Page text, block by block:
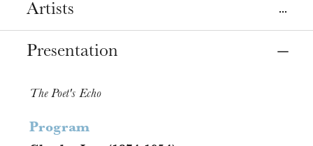
Place
Strasbourg
Opéra
Oct20, 2018
Prices
Artists
Mezzo-soprano
Piano
Presentation
The Poet's Echo
Program